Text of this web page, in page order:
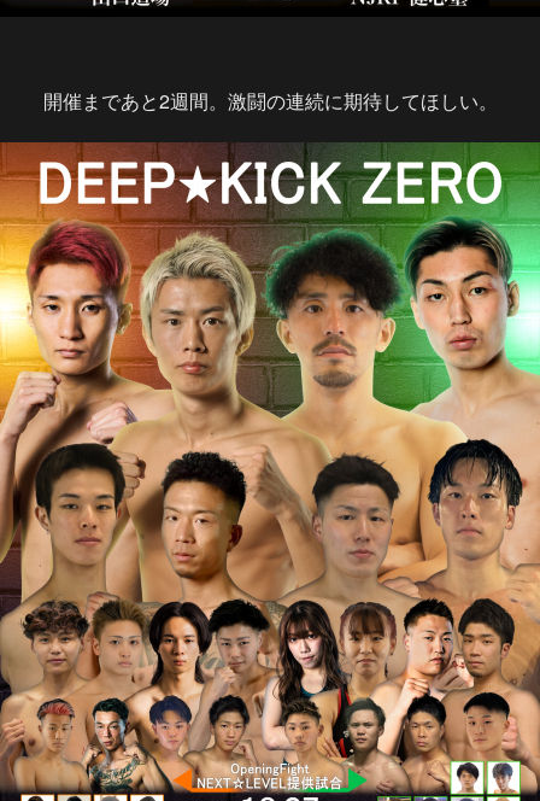
開催まであと2週間。激闘の連続に期待してほしい。